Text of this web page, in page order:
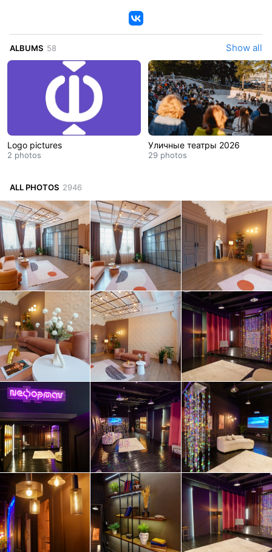
ALBUMS 58 Show all
Logo pictures
2 photos
Уличные театры 2026
29 photos
ALL PHOTOS 2946